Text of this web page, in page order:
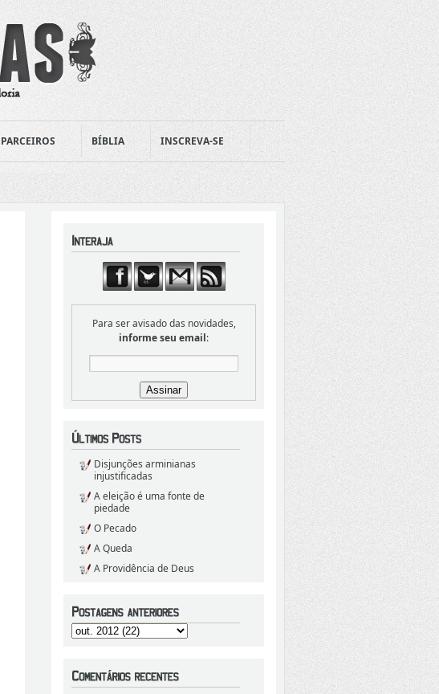
PARCEIROS BÍBLIA INSCREVA-SE
Para ser avisado das novidades,
informe seu email:
Disjunções arminianas
injustificadas
A eleição é uma fonte de
piedade
O Pecado
A Queda
A Providência de Deus